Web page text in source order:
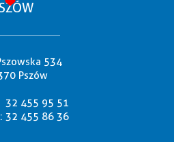
534
Pszów
32 455 95 51
32 455 86 36